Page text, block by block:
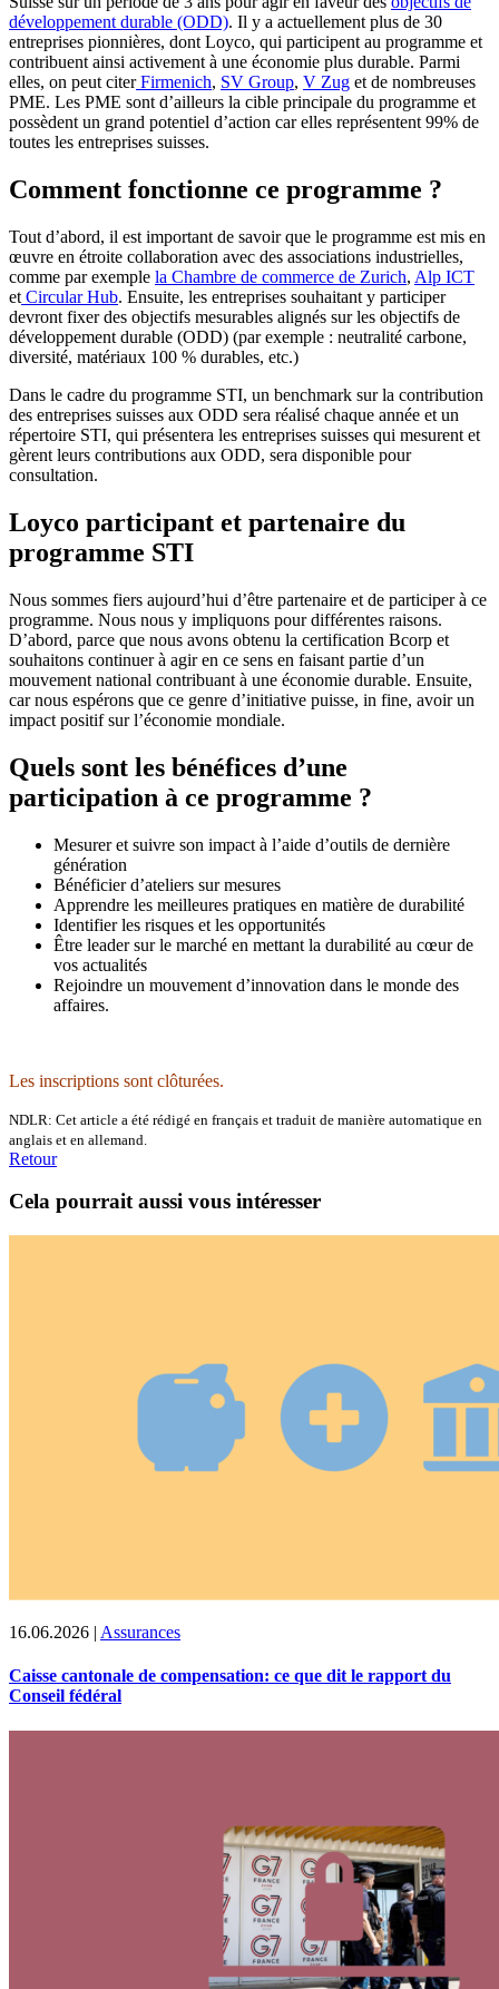
développement durable (ODD). Il y a actuellement plus de 30
entreprises pionnières, dont Loyco, qui participent au programme et
contribuent ainsi activement à une économie plus durable. Parmi
elles, on peut citerFirmenich, SV Group, V Zug et de nombreuses
PME. Les PME sont d’ailleurs la cible principale du programme et
possèdent un grand potentiel d’action car elles représentent 99% de
toutes les entreprises suisses.
Comment fonctionne ce programme ?
Tout d’abord, il est important de savoir que le programme est mis en
œuvre en étroite collaboration avec des associations industrielles,
comme par exemple la Chambre de commerce de Zurich, Alp ICT
et Circular Hub. Ensuite, les entreprises souhaitant y participer
devront fixer des objectifs mesurables alignés sur les objectifs de
développement durable (ODD) (par exemple : neutralité carbone,
diversité, matériaux 100 % durables, etc.)
Dans le cadre du programme STI, un benchmark sur la contribution
des entreprises suisses aux ODD sera réalisé chaque année et un
répertoire STI, qui présentera les entreprises suisses qui mesurent et
gèrent leurs contributions aux ODD, sera disponible pour
consultation.
Loyco participant et partenaire du
programme STI
Nous sommes fiers aujourd’hui d’être partenaire et de participer à ce
programme. Nous nous y impliquons pour différentes raisons.
D’abord, parce que nous avons obtenu la certification Bcorp et
souhaitons continuer à agir en ce sens en faisant partie d’un
mouvement national contribuant à une économie durable. Ensuite,
car nous espérons que ce genre d’initiative puisse, in fine, avoir un
impact positif sur l’économie mondiale.
Quels sont les bénéfices d’une
participation à ce programme ?
Mesurer et suivre son impact à l’aide d’outils de dernière
génération
Bénéficier d’ateliers sur mesures
Apprendre les meilleures pratiques en matière de durabilité
Identifier les risques et les opportunités
Être leader sur le marché en mettant la durabilité au cœur de
vos actualités
Rejoindre un mouvement d’innovation dans le monde des
affaires.
Les inscriptions sont clôturées.
NDLR: Cet article a été rédigé en français et traduit de manière automatique en
anglais et en allemand.
Retour
Cela pourrait aussi vous intéresser
16.06.2026 | Assurances
Caisse cantonale de compensation: ce que dit le rapport du
Conseil fédéral